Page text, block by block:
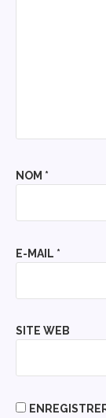
NOM *
E-MAIL *
SITE WEB